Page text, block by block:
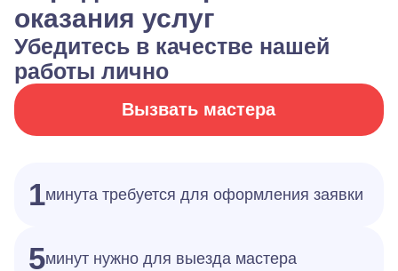
оказания услуг
Убедитесь в качестве нашей
работы лично
Вызвать мастера
1минута требуется для оформления заявки
5минут нужно для выезда мастера